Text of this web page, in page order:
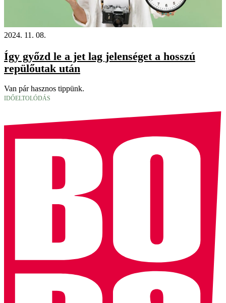
2024. 11. 08.
Így győzd le a jet lag jelenséget a hosszú
repülőutak után
Van pár hasznos tippünk.
IDŐELTOLÓDÁS